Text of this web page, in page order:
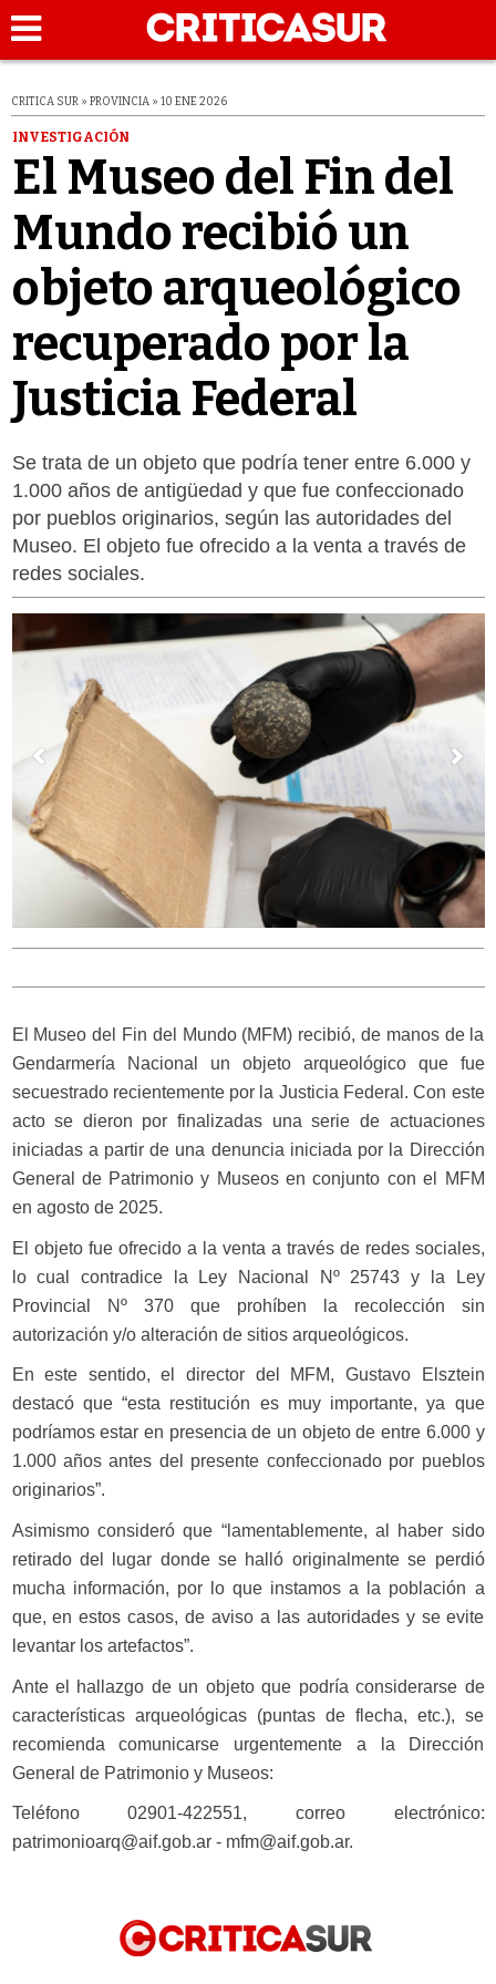
CRITICA SUR » PROVINCIA » 10 ENE 2026
INVESTIGACIÓN
El Museo del Fin del
Mundo recibió un
objeto arqueológico
recuperado por la
Justicia Federal
Se trata de un objeto que podría tener entre 6.000 y
1.000 años de antigüedad y que fue confeccionado
por pueblos originarios, según las autoridades del
Museo. El objeto fue ofrecido a la venta a través de
redes sociales.
El Museo del Fin del Mundo (MFM) recibió, de manos de la
Gendarmería Nacional un objeto arqueológico que fue
secuestrado recientemente por la Justicia Federal. Con este
acto se dieron por finalizadas una serie de actuaciones
iniciadas a partir de una denuncia iniciada por la Dirección
General de Patrimonio y Museos en conjunto con el MFM
en agosto de 2025.
El objeto fue ofrecido a la venta a través de redes sociales,
lo cual contradice la Ley Nacional Nº 25743 y la Ley
Provincial Nº 370 que prohíben la recolección sin
autorización y/o alteración de sitios arqueológicos.
En este sentido, el director del MFM, Gustavo Elsztein
destacó que “esta restitución es muy importante, ya que
podríamos estar en presencia de un objeto de entre 6.000 y
1.000 años antes del presente confeccionado por pueblos
originarios”.
Asimismo consideró que “lamentablemente, al haber sido
retirado del lugar donde se halló originalmente se perdió
mucha información, por lo que instamos a la población a
que, en estos casos, de aviso a las autoridades y se evite
levantar los artefactos”.
Ante el hallazgo de un objeto que podría considerarse de
características arqueológicas (puntas de flecha, etc.), se
recomienda comunicarse urgentemente a la Dirección
General de Patrimonio y Museos:
Teléfono 02901-422551, correo electrónico:
patrimonioarq@aif.gob.ar- mfm@aif.gob.ar.